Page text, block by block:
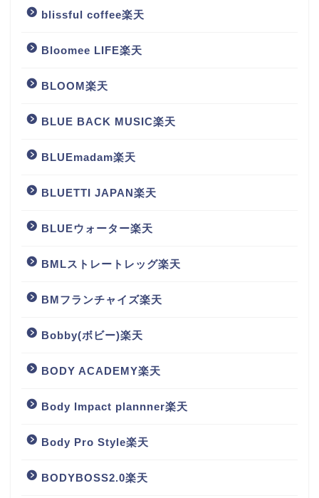
blissful coffee楽天
Bloomee LIFE楽天
BLOOM楽天
BLUE BACK MUSIC楽天
BLUEmadam楽天
BLUETTI JAPAN楽天
BLUEウォーター楽天
BMLストレートレッグ楽天
BMフランチャイズ楽天
Bobby(ボビー)楽天
BODY ACADEMY楽天
Body Impact plannner楽天
Body Pro Style楽天
BODYBOSS2.0楽天